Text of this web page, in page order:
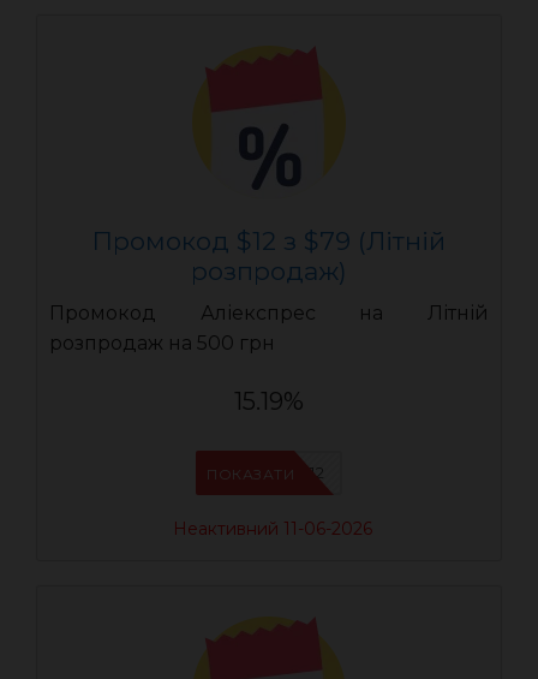
Промокод $12 з $79 (Літній
розпродаж)
Промокод Аліекспрес на Літній
розпродаж на 500 грн
15.19%
AEUA12
ПОКАЗАТИ
Неактивний 11-06-2026